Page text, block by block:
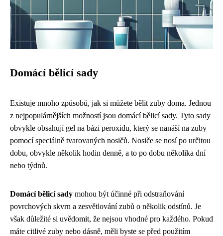
Domácí bělicí sady
Existuje mnoho způsobů, jak si můžete bělit zuby doma. Jednou
z nejpopulárnějších možností jsou domácí bělicí sady. Tyto sady
obvykle obsahují gel na bázi peroxidu, který se nanáší na zuby
pomocí speciálně tvarovaných nosičů. Nosiče se nosí po určitou
dobu, obvykle několik hodin denně, a to po dobu několika dní
nebo týdnů.
Domácí bělicí sady mohou být účinné při odstraňování
povrchových skvrn a zesvětlování zubů o několik odstínů. Je
však důležité si uvědomit, že nejsou vhodné pro každého. Pokud
máte citlivé zuby nebo dásně, měli byste se před použitím